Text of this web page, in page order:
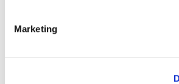
MarketingSOLARWATT
pochi semplici